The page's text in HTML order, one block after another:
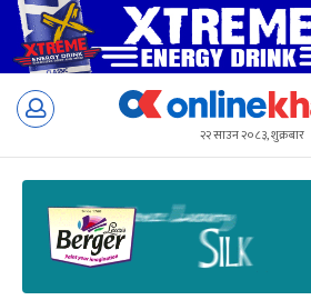
Skip
२२ साउन २०८३, शुक्रबार